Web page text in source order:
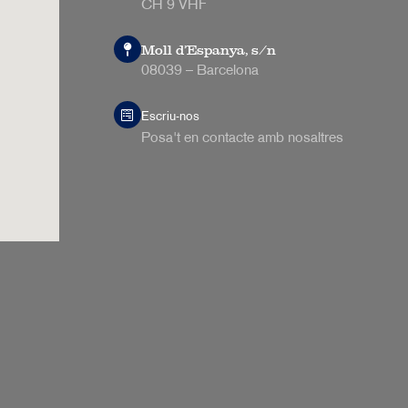
CH 9 VHF
Moll d’Espanya, s/n
08039 – Barcelona
Escriu-nos
Posa't en contacte amb nosaltres